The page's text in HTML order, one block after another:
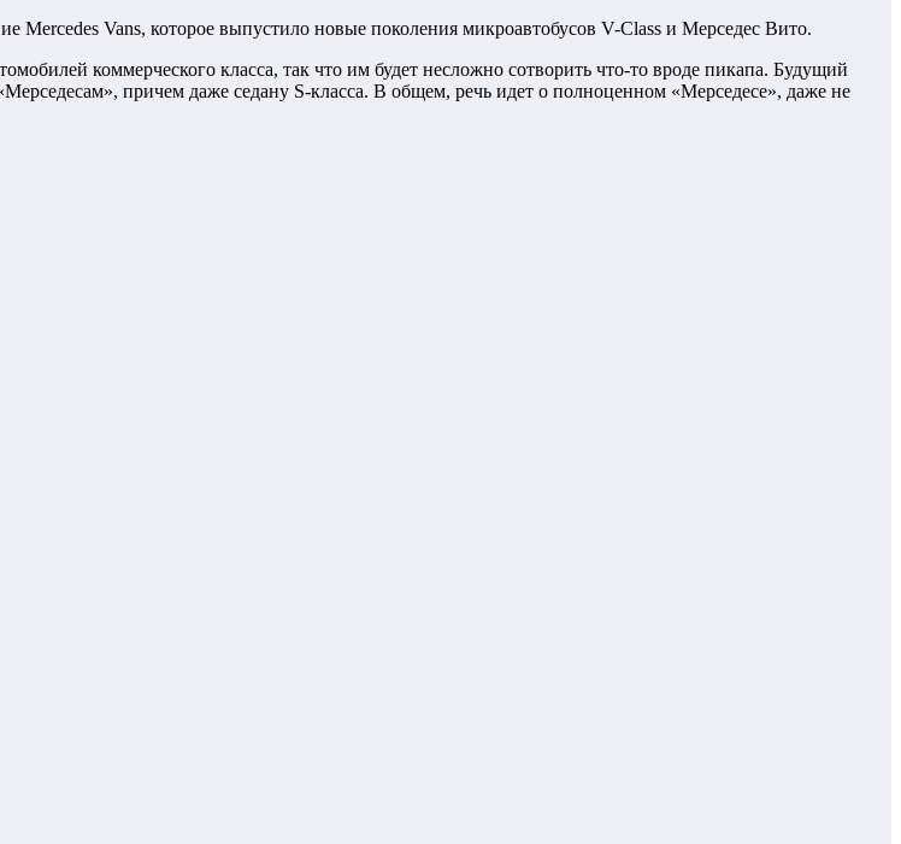
Mercedes Vans, которое выпустило новые поколения микроавтобусов V-Class и Мерседес Вито.
коммерческого класса, так что им будет несложно сотворить что-то вроде пикапа. Будущий
причем даже седану S-класса. В общем, речь идет о полноценном «Мерседесе», даже не